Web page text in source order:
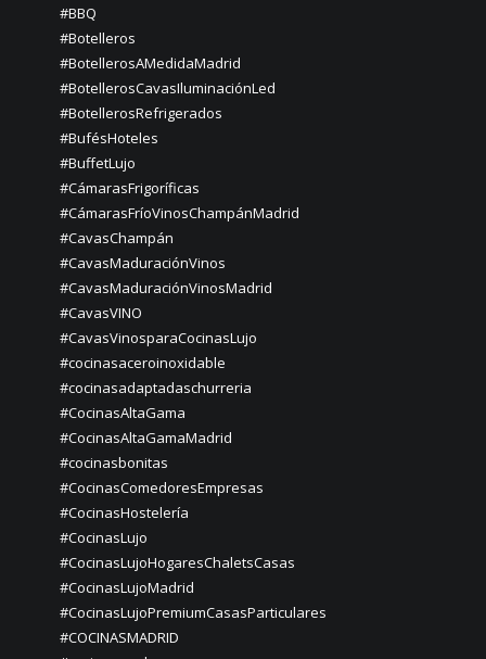
#BBQ
#Botelleros
#BotellerosAMedidaMadrid
#BotellerosCavasIluminaciónLed
#BotellerosRefrigerados
#BufésHoteles
#BuffetLujo
#CámarasFrigoríficas
#CámarasFríoVinosChampánMadrid
#CavasChampán
#CavasMaduraciónVinos
#CavasMaduraciónVinosMadrid
#CavasVINO
#CavasVinosparaCocinasLujo
#cocinasaceroinoxidable
#cocinasadaptadaschurreria
#CocinasAltaGama
#CocinasAltaGamaMadrid
#cocinasbonitas
#CocinasComedoresEmpresas
#CocinasHostelería
#CocinasLujo
#CocinasLujoHogaresChaletsCasas
#CocinasLujoMadrid
#CocinasLujoPremiumCasasParticulares
#COCINASMADRID